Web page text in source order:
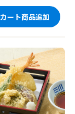
カート商品追加